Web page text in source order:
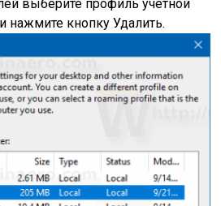
выберите профиль учетной
нажмите кнопку Удалить.